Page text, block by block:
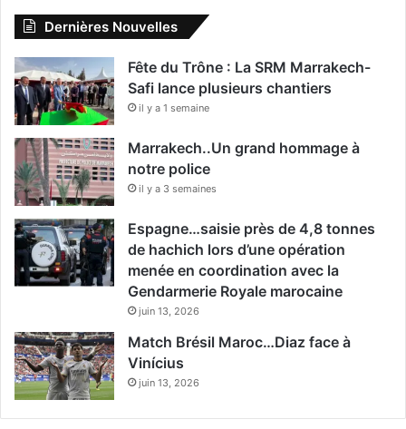
Dernières Nouvelles
Fête du Trône : La SRM Marrakech-
Safi lance plusieurs chantiers
il y a 1 semaine
Marrakech..Un grand hommage à
notre police
il y a 3 semaines
Espagne…saisie près de 4,8 tonnes
de hachich lors d’une opération
menée en coordination avec la
Gendarmerie Royale marocaine
juin 13, 2026
Match Brésil Maroc…Diaz face à
Vinícius
juin 13, 2026